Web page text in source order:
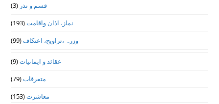
قسم و نذر (3)
نماز، اذان واقامت(193)
وزرہ ،تراويح، اعتكاف(99)
عقائد و ایمانیات(9)
متفرقات(79)
معاشرت(153)